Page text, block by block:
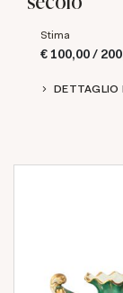
Stima
€ 100,00 /
DETTAGLIO